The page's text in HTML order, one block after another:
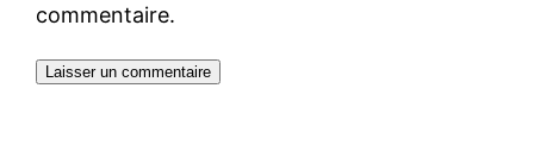
commentaire.